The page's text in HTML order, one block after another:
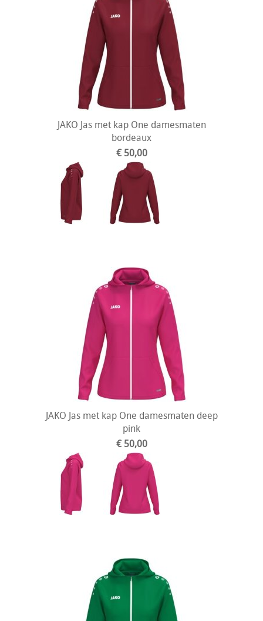
JAKO Jas met kap One damesmaten
bordeaux
€ 50,00
JAKO Jas met kap One damesmaten deep
pink
€ 50,00